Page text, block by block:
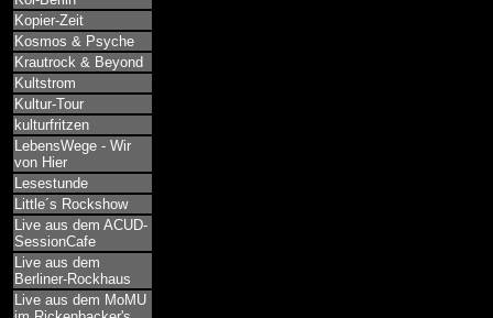
Kopier-Zeit
Kosmos & Psyche
Krautrock & Beyond
Kultstrom
Kultur-Tour
kulturfritzen
LebensWege - Wir
von Hier
Lesestunde
Little´s Rockshow
Live aus dem ACUD-
SessionCafe
Live aus dem
Berliner-Rockhaus
Live aus dem MoMU